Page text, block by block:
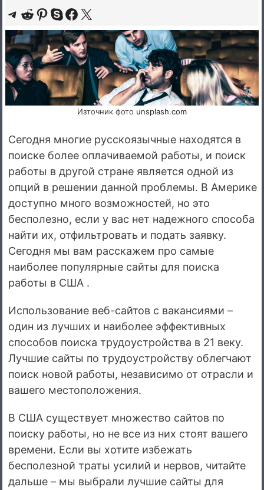
Share on Telegram
Share on Reddit
Share on Pinterest
Share on SkypeShare on Facebook
Share on X
Източник фото unsplash.com
Сегодня многие русскоязычные находятся в
поиске более оплачиваемой работы, и поиск
работы в другой стране является одной из
опций в решении данной проблемы. В Америке
доступно много возможностей, но это
бесполезно, если у вас нет надежного способа
найти их, отфильтровать и подать заявку.
Сегодня мы вам расскажем про самые
наиболее популярные сайты для поиска
работы в США .
Использование веб-сайтов с вакансиями –
один из лучших и наиболее эффективных
способов поиска трудоустройства в 21 веку.
Лучшие сайты по трудоустройству облегчают
поиск новой работы, независимо от отрасли и
вашего местоположения.
В США существует множество сайтов по
поиску работы, но не все из них стоят вашего
времени. Если вы хотите избежать
бесполезной траты усилий и нервов, читайте
дальше – мы выбрали лучшие сайты для